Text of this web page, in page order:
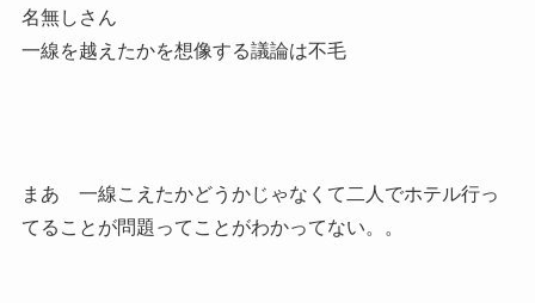
名無しさん
一線を越えたかを想像する議論は不毛
まあ 一線こえたかどうかじゃなくて二人でホテル行っ
てることが問題ってことがわかってない。。